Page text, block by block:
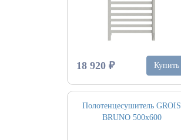
18 920 ₽ Купить
Полотенцесушитель GROIS
BRUNO 500х600